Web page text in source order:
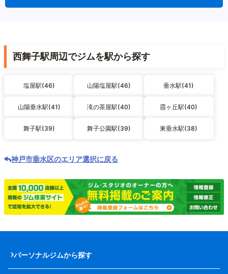
西舞子駅周辺でジムを駅から探す
塩屋駅(46) 山陽塩屋駅(46) 垂水駅(41)
山陽垂水駅(41) 滝の茶屋駅(40) 霞ヶ丘駅(40)
舞子駅(39) 舞子公園駅(39) 東垂水駅(38)
神戸市垂水区のエリア選択に戻る
パーソナルジムから探す